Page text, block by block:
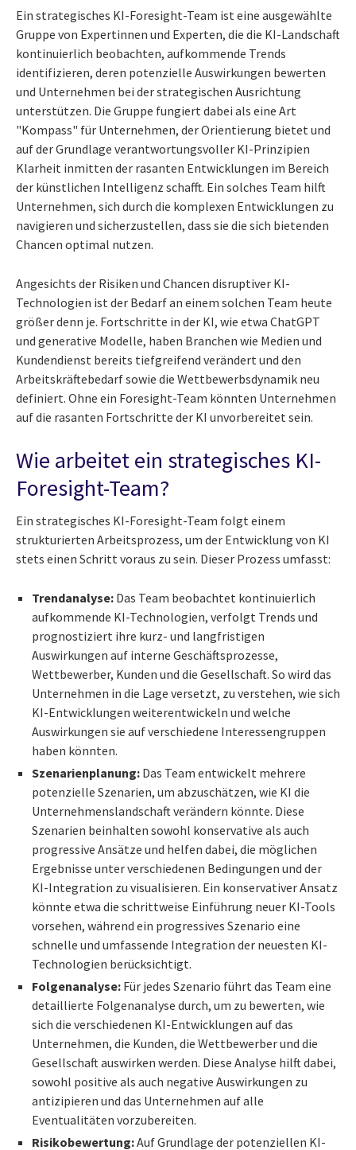
Ein strategisches KI-Foresight-Team ist eine ausgewählte
Gruppe von Expertinnen und Experten, die die KI-Landschaft
kontinuierlich beobachten, aufkommende Trends
identifizieren, deren potenzielle Auswirkungen bewerten
und Unternehmen bei der strategischen Ausrichtung
unterstützen. Die Gruppe fungiert dabei als eine Art
"Kompass" für Unternehmen, der Orientierung bietet und
auf der Grundlage verantwortungsvoller KI-Prinzipien
Klarheit inmitten der rasanten Entwicklungen im Bereich
der künstlichen Intelligenz schafft. Ein solches Team hilft
Unternehmen, sich durch die komplexen Entwicklungen zu
navigieren und sicherzustellen, dass sie die sich bietenden
Chancen optimal nutzen.
Angesichts der Risiken und Chancen disruptiver KI-
Technologien ist der Bedarf an einem solchen Team heute
größer denn je. Fortschritte in der KI, wie etwa ChatGPT
und generative Modelle, haben Branchen wie Medien und
Kundendienst bereits tiefgreifend verändert und den
Arbeitskräftebedarf sowie die Wettbewerbsdynamik neu
definiert. Ohne ein Foresight-Team könnten Unternehmen
auf die rasanten Fortschritte der KI unvorbereitet sein.
Wie arbeitet ein strategisches KI-
Foresight-Team?
Ein strategisches KI-Foresight-Team folgt einem
strukturierten Arbeitsprozess, um der Entwicklung von KI
stets einen Schritt voraus zu sein. Dieser Prozess umfasst:
Trendanalyse: Das Team beobachtet kontinuierlich
aufkommende KI-Technologien, verfolgt Trends und
prognostiziert ihre kurz- und langfristigen
Auswirkungen auf interne Geschäftsprozesse,
Wettbewerber, Kunden und die Gesellschaft. So wird das
Unternehmen in die Lage versetzt, zu verstehen, wie sich
KI-Entwicklungen weiterentwickeln und welche
Auswirkungen sie auf verschiedene Interessengruppen
haben könnten.
Szenarienplanung: Das Team entwickelt mehrere
potenzielle Szenarien, um abzuschätzen, wie KI die
Unternehmenslandschaft verändern könnte. Diese
Szenarien beinhalten sowohl konservative als auch
progressive Ansätze und helfen dabei, die möglichen
Ergebnisse unter verschiedenen Bedingungen und der
KI-Integration zu visualisieren. Ein konservativer Ansatz
könnte etwa die schrittweise Einführung neuer KI-Tools
vorsehen, während ein progressives Szenario eine
schnelle und umfassende Integration der neuesten KI-
Technologien berücksichtigt.
Folgenanalyse: Für jedes Szenario führt das Team eine
detaillierte Folgenanalyse durch, um zu bewerten, wie
sich die verschiedenen KI-Entwicklungen auf das
Unternehmen, die Kunden, die Wettbewerber und die
Gesellschaft auswirken werden. Diese Analyse hilft dabei,
sowohl positive als auch negative Auswirkungen zu
antizipieren und das Unternehmen auf alle
Eventualitäten vorzubereiten.
Risikobewertung:Auf Grundlage der potenziellen KI-